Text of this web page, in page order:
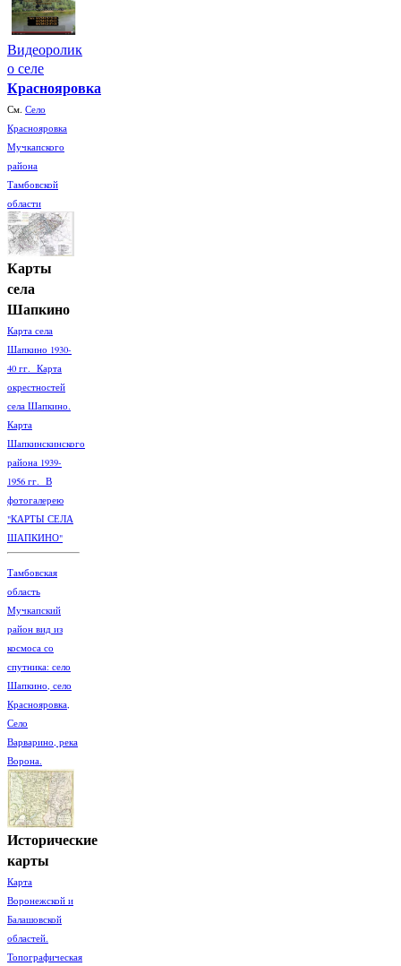
Видеоролик
о селе
Краснояровка
См. Село
Краснояровка
Мучкапского
района
Тамбовской
области
Карты
села
Шапкино
Карта села
Шапкино 1930-
40 гг. Карта
окрестностей
села Шапкино.
Карта
Шапкинскинского
района 1939-
1956 гг. В
фотогалерею
"КАРТЫ СЕЛА
ШАПКИНО"
Тамбовская
область
Мучкапский
район вид из
космоса со
спутника: село
Шапкино, село
Краснояровка,
Село
Варварино, река
Ворона.
Исторические
карты
Карта
Воронежской и
Балашовской
областей.
Топографическая